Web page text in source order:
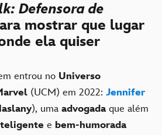
Defensora de
mostrar que lugar
ela quiser
entrou no Universo
(UCM) em 2022: Jennifer
), uma advogada que além
e bem-humorada